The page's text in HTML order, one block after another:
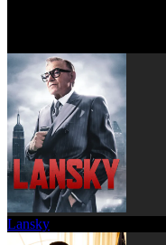
Lansky